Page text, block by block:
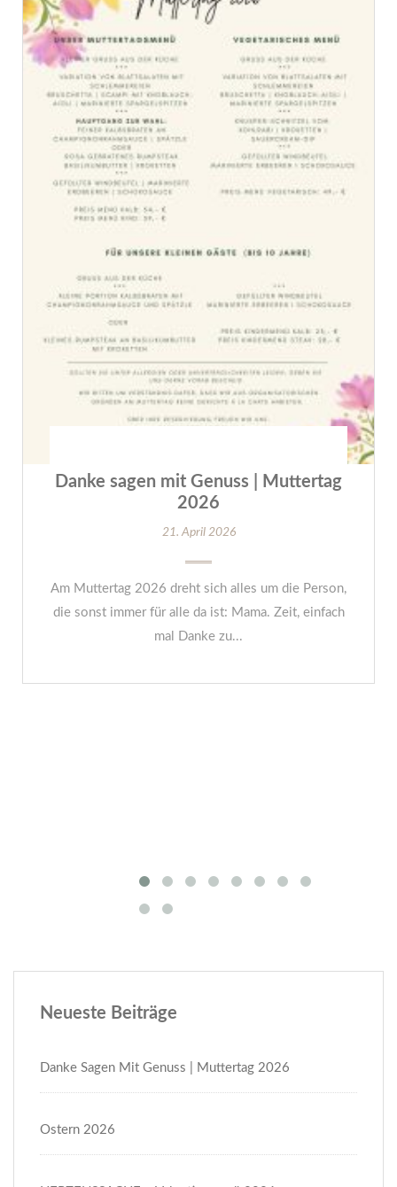
Danke sagen mit Genuss | Muttertag
2026
21. April 2026
Am Muttertag 2026 dreht sich alles um die Person,
die sonst immer für alle da ist: Mama. Zeit, einfach
mal Danke zu...
Neueste Beiträge
Danke Sagen Mit Genuss | Muttertag 2026
Ostern 2026